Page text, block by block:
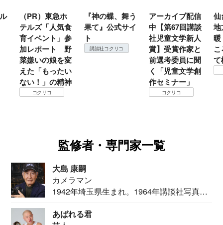
（PR）東急ホ
テルズ「人気食
育イベント」参
加レポート 野
菜嫌いの娘を変
えた「もったい
ない！」の精神
コクリコ
『神の蝶、舞う
果て』公式サイ
ト
講談社コクリコ
アーカイブ配信
中【第67回講談
社児童文学新人
賞】受賞作家と
前選考委員に聞
く「児童文学創
作セミナー」
コクリコ
仙
地
て
監修者・専門家一覧
大島 康嗣
カメラマン
1942年埼玉県生まれ。1964年講談社写真部
あばれる君